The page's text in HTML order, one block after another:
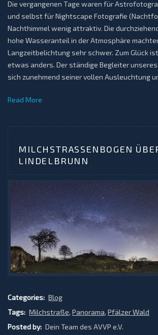
Die vergangenen Tage waren für
und selbst für Nightscape Fotografie
Nachthimmel wenig attraktiv. Die
hohe Wasseranteil in der Atmosphäre
Langzeitbelichtung sehr schwer. Zum Glück
etwas anders. Der ständige Begleiter
sich zunehmend seiner vollen Ausleuchtung
Read More
MILCHSTRASSENBOGEN ÜBER
INDELBRUNN
Categories: Blog
Tags: Milchstraße,Panorama,Pfälzer Wald
Posted by: Dein Team des AVVP e.V.